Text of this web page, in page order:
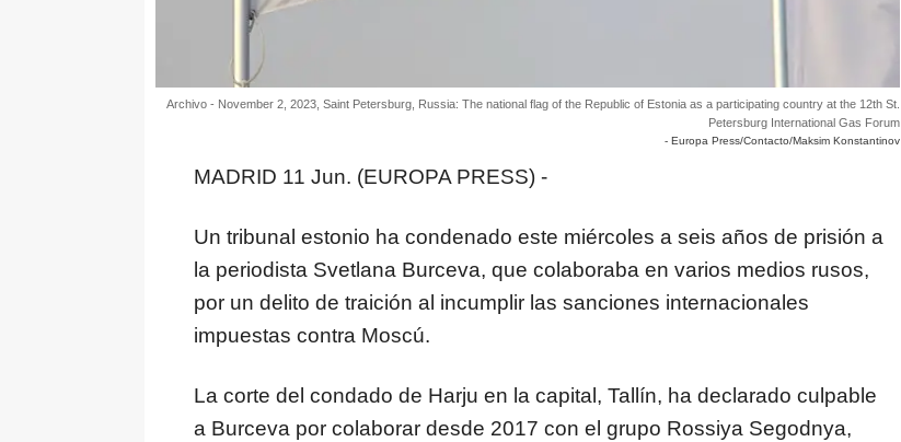
Archivo - November 2, 2023, Saint Petersburg, Russia: The national flag of the Republic of Estonia as a participating country at the 12th St.
Petersburg International Gas Forum
- Europa Press/Contacto/Maksim Konstantinov
MADRID 11 Jun. (EUROPA PRESS) -
Un tribunal estonio ha condenado este miércoles a seis años de prisión a
la periodista Svetlana Burceva, que colaboraba en varios medios rusos,
por un delito de traición al incumplir las sanciones internacionales
impuestas contra Moscú.
La corte del condado de Harju en la capital, Tallín, ha declarado culpable
a Burceva por colaborar desde 2017 con el grupo Rossiya Segodnya,